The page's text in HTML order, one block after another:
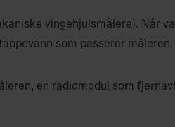
vingehjulsmålere). Når
som passerer måleren.
en radiomodul som